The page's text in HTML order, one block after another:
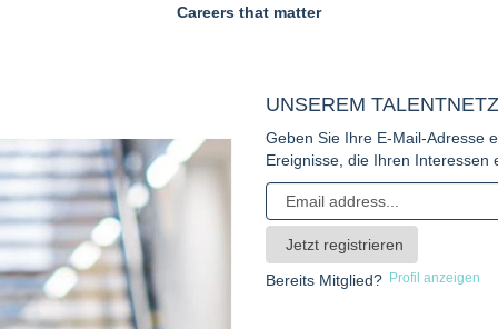
Careers that matter
UNSEREM
Geben Sie Ihre E-Mail-Adresse
Ereignisse, die Ihren Interessen
Bereits Mitglied? Profil anzeigen